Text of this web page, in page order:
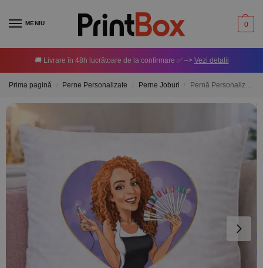
MENIU 0
🚚 Livrare în 48h lucrătoare de la confirmare ✅ –> Vezi detalii
Prima pagină Perne Personalizate Perne Joburi Pernă Personalizată cu text – Nails